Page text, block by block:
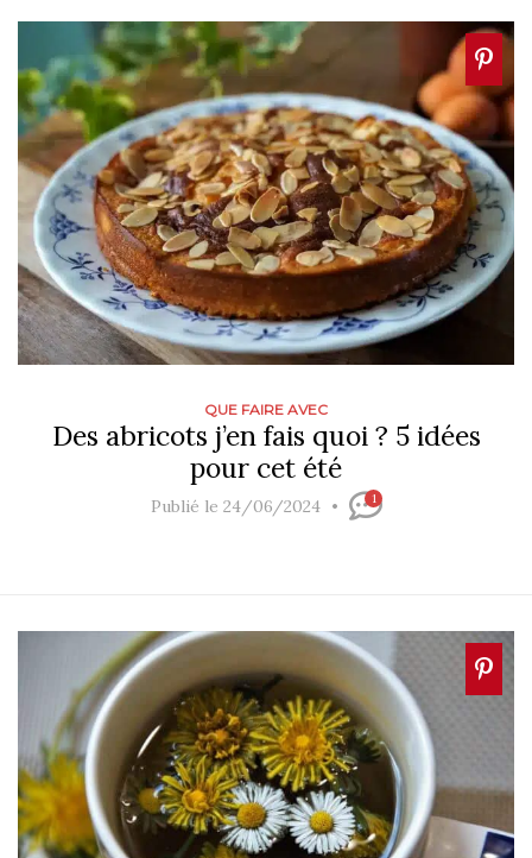
QUE FAIRE AVEC
Des abricots j’en fais quoi ? 5 idées
pour cet été
Publié le 24/06/2024 1